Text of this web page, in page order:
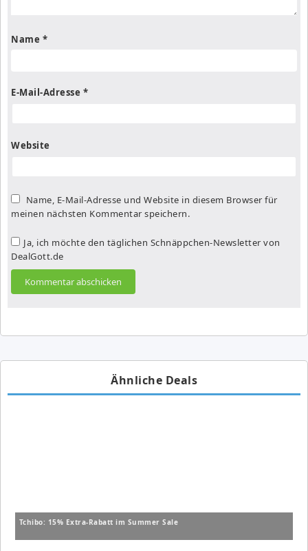
Name *
E-Mail-Adresse *
Website
Name, E-Mail-Adresse und Website in diesem Browser für
meinen nächsten Kommentar speichern.
Ja, ich möchte den täglichen Schnäppchen-Newsletter von
DealGott.de
Ähnliche Deals
Tchibo: 15% Extra-Rabatt im Summer Sale